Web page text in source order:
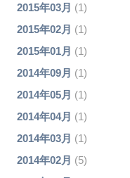
2015年03月 (1)
2015年02月 (1)
2015年01月 (1)
2014年09月 (1)
2014年05月 (1)
2014年04月 (1)
2014年03月 (1)
2014年02月 (5)